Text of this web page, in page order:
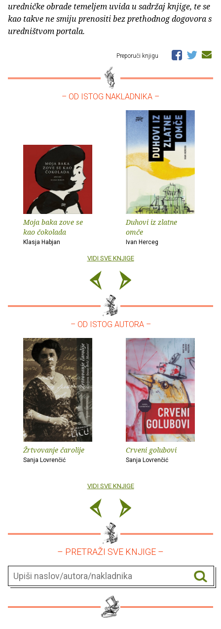
uredničke obrade temeljem uvida u sadržaj knjige, te se
kao takve ne smiju prenositi bez prethodnog dogovora s
uredništvom portala.
Preporuči knjigu
– OD ISTOG NAKLADNIKA –
Moja baka zove se
kao čokolada
Klasja Habjan
Duhovi iz zlatne
omče
Ivan Herceg
VIDI SVE KNJIGE
– OD ISTOG AUTORA –
Žrtvovanje čarolije
Sanja Lovrenčić
Crveni golubovi
Sanja Lovrenčić
VIDI SVE KNJIGE
– PRETRAŽI SVE KNJIGE –